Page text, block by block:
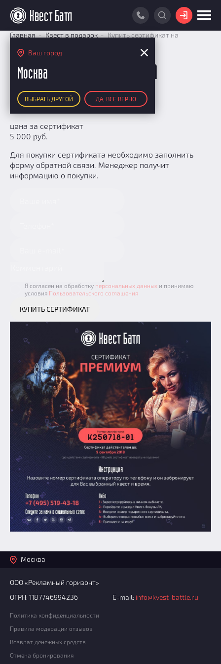
Ваш город
Москва
ВЫБРАТЬ ДРУГОЙ ДА, ВСЕ ВЕРНО
ВОЙТИ
КАРТА КВЕСТОВ
РЕЙТИНГ КОМАНД
Итоговый рейтинг
По количеству очков
По качеству игры
ПОИСК КОМАНДЫ
КВЕСТ БАТЛ
О Квест Батле
КВЕСТ В ПОДАРОК
Главная Квест в подарок
Купить сертификат на
Купить сертификат на
перфоманс
цена за сертификат
5 000 руб.
Для покупки сертификата необходимо заполнить
форму обратной связи. Менеджер получит
информацию о покупки.
Я согласен на обработку персональных данных и принимаю
условия Пользовательского соглашения
Москва
ООО «Рекламный горизонт»
ОГРН: 1187746994236
E-mail: info@kvest-battle.ru
Политика конфиденциальности
Правила модерации отзывов
Возврат денежных средств
Отмена бронирования